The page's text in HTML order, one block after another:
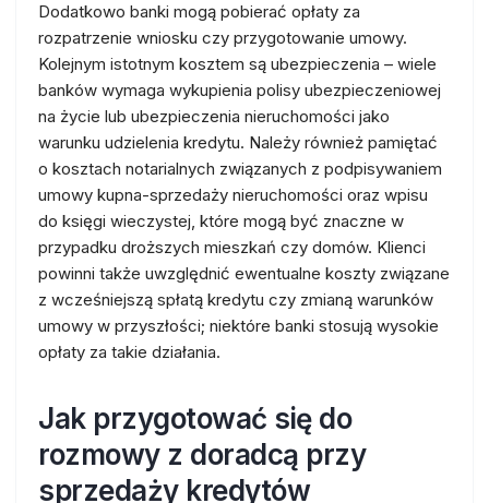
Dodatkowo banki mogą pobierać opłaty za
rozpatrzenie wniosku czy przygotowanie umowy.
Kolejnym istotnym kosztem są ubezpieczenia – wiele
banków wymaga wykupienia polisy ubezpieczeniowej
na życie lub ubezpieczenia nieruchomości jako
warunku udzielenia kredytu. Należy również pamiętać
o kosztach notarialnych związanych z podpisywaniem
umowy kupna-sprzedaży nieruchomości oraz wpisu
do księgi wieczystej, które mogą być znaczne w
przypadku droższych mieszkań czy domów. Klienci
powinni także uwzględnić ewentualne koszty związane
z wcześniejszą spłatą kredytu czy zmianą warunków
umowy w przyszłości; niektóre banki stosują wysokie
opłaty za takie działania.
Jak przygotować się do
rozmowy z doradcą przy
sprzedaży kredytów